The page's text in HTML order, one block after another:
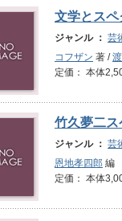
文学とスペ
ジャンル ： 芸
コフザン 著 /
定価： 本体
竹久夢二
ジャンル ： 芸
恩地孝四郎 編
定価： 本体